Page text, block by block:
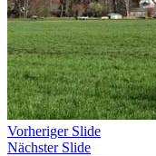
Vorheriger Slide
Nächster Slide